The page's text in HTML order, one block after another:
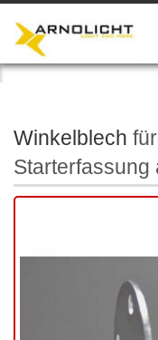
Winkelblech
Starterfassung